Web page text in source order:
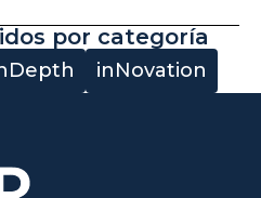
por categoría
inNovation